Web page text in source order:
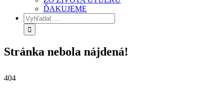
ĎAKUJEME
Stránka nebola nájdená!
404